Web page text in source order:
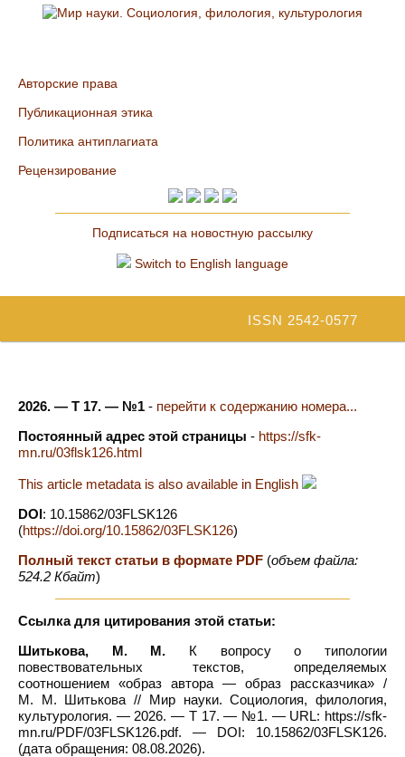
Авторские права
Публикационная этика
Политика антиплагиата
Рецензирование
Подписаться на новостную рассылку
Switch to English language
ISSN 2542-0577
2026. — Т 17. — №1 - перейти к содержанию номера...
Постоянный адрес этой страницы - https://sfk-
mn.ru/03flsk126.html
This article metadata is also available in English
DOI: 10.15862/03FLSK126
(https://doi.org/10.15862/03FLSK126)
Полный текст статьи в формате PDF (объем файла:
524.2 Кбайт)
Ссылка для цитирования этой статьи:
Шитькова, М. М. К вопросу о типологии
повествовательных текстов, определяемых
соотношением «образ автора — образ рассказчика» /
М. М. Шитькова // Мир науки. Социология, филология,
культурология. — 2026. — Т 17. — №1. — URL: https://sfk-
mn.ru/PDF/03FLSK126.pdf. — DOI: 10.15862/03FLSK126.
(дата обращения: 08.08.2026).